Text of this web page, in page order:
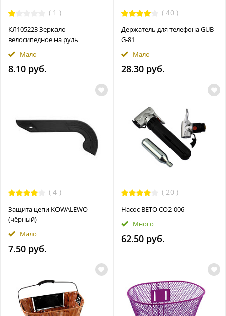
( 1 )
КЛ105223 Зеркало
велосипедное на руль
Мало
8.10 руб.
(40 )
Держатель для телефона GUB
G-81
Мало
28.30 руб.
( 4 )
Защита цепи KOWALEWO
(чёрный)
Мало
7.50 руб.
(20 )
Насос BETO CO2-006
Много
62.50 руб.